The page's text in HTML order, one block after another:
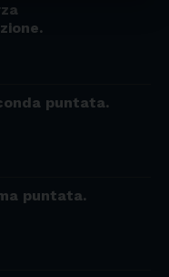
puntata.
puntata.